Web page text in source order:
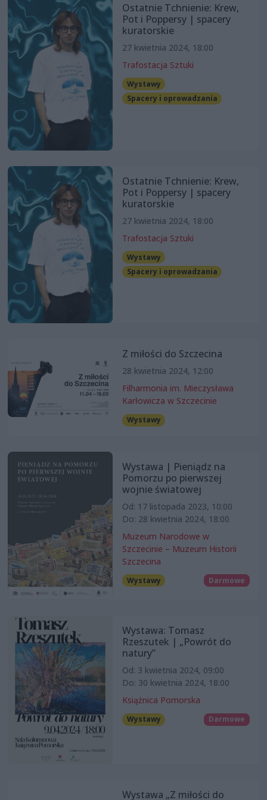
Ostatnie Tchnienie: Krew,
Pot i Poppersy | spacery
kuratorskie
27 kwietnia 2024, 18:00
Trafostacja Sztuki
Wystawy
Spacery i oprowadzania
Ostatnie Tchnienie: Krew,
Pot i Poppersy | spacery
kuratorskie
27 kwietnia 2024, 18:00
Trafostacja Sztuki
Wystawy
Spacery i oprowadzania
Z miłości do Szczecina
28 kwietnia 2024, 12:00
Filharmonia im. Mieczysława
Karłowicza w Szczecinie
Wystawy
Wystawa | Pieniądz na
Pomorzu po pierwszej
wojnie światowej
Od: 17 listopada 2023, 10:00
Do: 28 kwietnia 2024, 18:00
Muzeum Narodowe w
Szczecinie – Muzeum Historii
Szczecina
Wystawy Darmowe
Wystawa: Tomasz
Rzeszutek | „Powrót do
natury”
Od: 3 kwietnia 2024, 09:00
Do: 30 kwietnia 2024, 18:00
Książnica Pomorska
Wystawy Darmowe
Wystawa „Z miłości do